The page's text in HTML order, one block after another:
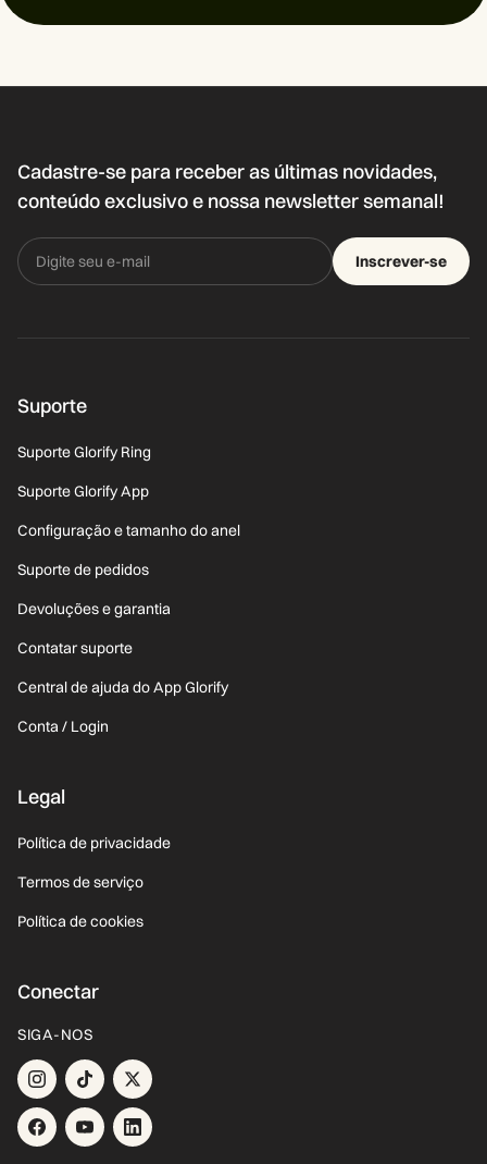
Cadastre-se para receber as últimas novidades,
conteúdo exclusivo e nossa newsletter semanal!
Inscrever-se
Suporte
Suporte Glorify Ring
Suporte Glorify App
Configuração e tamanho do anel
Suporte de pedidos
Devoluções e garantia
Contatar suporte
Central de ajuda do App Glorify
Conta / Login
Legal
Política de privacidade
Termos de serviço
Política de cookies
Conectar
SIGA-NOS